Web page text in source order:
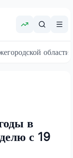
области
в
с 19